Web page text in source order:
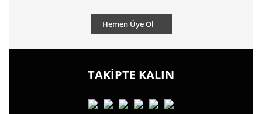
Hemen Üye Ol
TAKİPTE KALIN